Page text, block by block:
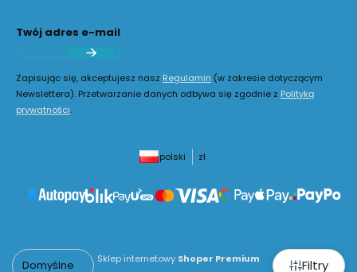
Filtry
Domyślne
Twój adres e-mail
Zapisując się, akceptujesz nasz Regulamin (w zakresie dotyczącym
Newslettera). Przetwarzanie danych odbywa się zgodnie z Polityką
prywatności.
polski zł
Sklep internetowy Shoper Premium